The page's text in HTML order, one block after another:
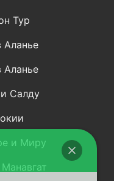
Тур
Аланье
Аланье
Салду
и Миру